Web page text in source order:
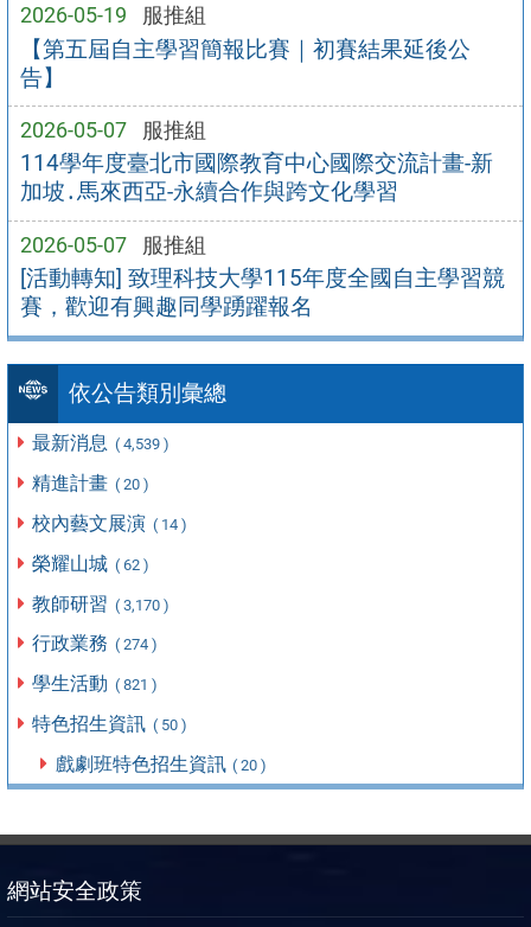
2026-05-19 服推組
【第五屆自主學習簡報比賽｜初賽結果延後公
告】
2026-05-07 服推組
114學年度臺北市國際教育中心國際交流計畫-新
加坡․馬來西亞-永續合作與跨文化學習
2026-05-07 服推組
[活動轉知] 致理科技大學115年度全國自主學習競
賽，歡迎有興趣同學踴躍報名
依公告類別彙總
最新消息 ( 4,539 )
精進計畫 ( 20 )
校內藝文展演 ( 14 )
榮耀山城 ( 62 )
教師研習 ( 3,170 )
行政業務 ( 274 )
學生活動 ( 821 )
特色招生資訊 ( 50 )
戲劇班特色招生資訊 ( 20 )
網站安全政策